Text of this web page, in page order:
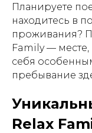
Планируете
находитесь в
проживания?
Family — месте,
себя
пребывание
Relax